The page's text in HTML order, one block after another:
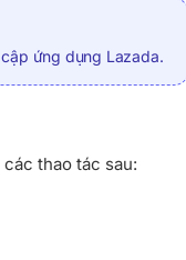
ứng dụng Lazada.
thao tác sau: